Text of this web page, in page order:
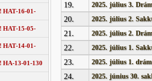
16-01-
15-05-
14-01-
13-01-130
19. 2025. július 3.
20. 2025. július 2.
21. 2025. július 2.
22. 2025. július 1.
23. 2025. július 1.
24. 2025. június 30.